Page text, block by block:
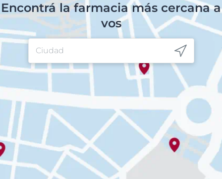
Encontrá la farmacia más cercana a
vos